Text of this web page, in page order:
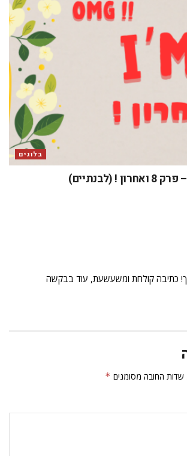
בלוגים
! (לבנתיים)
כתיבה קולחת ומשעשעת, עוד בבקשה
שדות החובה מסומנים *